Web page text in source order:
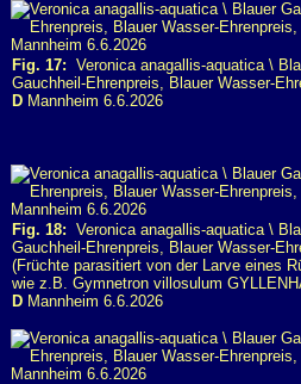
Fig. 17: Veronica anagallis-aquatica \
Gauchheil-Ehrenpreis, Blauer Wasser-
D Mannheim 6.6.2026
Fig. 18: Veronica anagallis-aquatica \
Gauchheil-Ehrenpreis, Blauer Wasser-
(Früchte parasitiert von der Larve eines
wie z.B. Gymnetron villosulum
D Mannheim 6.6.2026